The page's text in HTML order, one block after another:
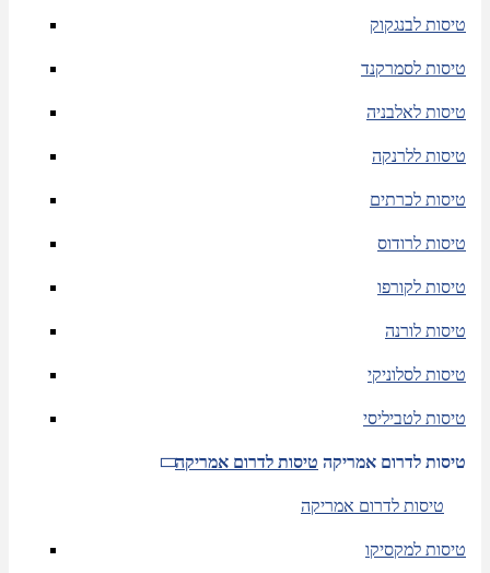
טיסות לבנגקוק
טיסות לסמרקנד
טיסות לאלבניה
טיסות ללרנקה
טיסות לכרתים
טיסות לרודוס
טיסות לקורפו
טיסות לורנה
טיסות לסלוניקי
טיסות לטביליסי
טיסות לדרום אמריקה טיסות לדרום אמריקה
טיסות לדרום אמריקה
טיסות למקסיקו